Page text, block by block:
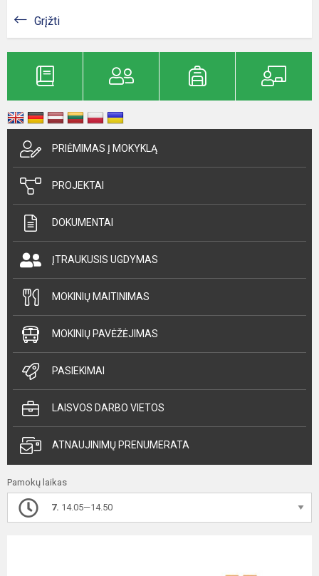
Grįžti
PRIĖMIMAS Į MOKYKLĄ
PROJEKTAI
DOKUMENTAI
ĮTRAUKUSIS UGDYMAS
MOKINIŲ MAITINIMAS
MOKINIŲ PAVĖŽĖJIMAS
PASIEKIMAI
LAISVOS DARBO VIETOS
ATNAUJINIMŲ PRENUMERATA
Pamokų laikas
7. 14.05—14.50